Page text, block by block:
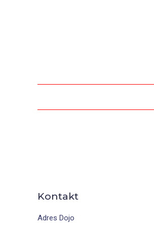
Kontakt
Adres Dojo